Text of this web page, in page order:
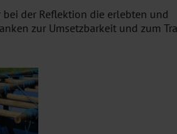
der Reflektion die erlebten und
zur Umsetzbarkeit und zum